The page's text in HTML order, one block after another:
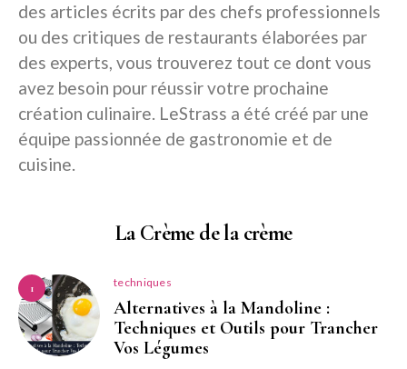
des articles écrits par des chefs professionnels
ou des critiques de restaurants élaborées par
des experts, vous trouverez tout ce dont vous
avez besoin pour réussir votre prochaine
création culinaire. LeStrass a été créé par une
équipe passionnée de gastronomie et de
cuisine.
La Crème de la crème
1 techniques
Alternatives à la Mandoline :
Techniques et Outils pour Trancher
Vos Légumes